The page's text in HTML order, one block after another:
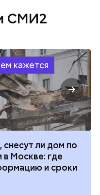
СМИ2
кажется
снесут ли дом по
в Москве: где
и сроки